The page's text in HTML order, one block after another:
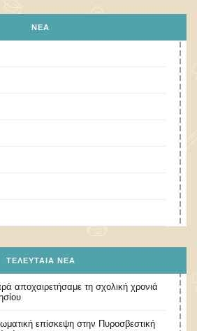
ΝΕΑ
ΤΕΛΕΥΤΑΊΑ ΝΈΑ
αποχαιρετήσαμε τη σχολική χρονιά
επίσκεψη στην Πυροσβεστική